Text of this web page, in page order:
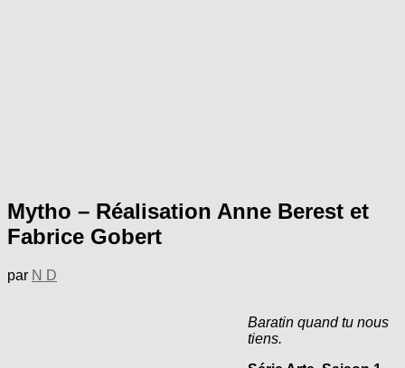
Mytho – Réalisation Anne Berest et
Fabrice Gobert
par N D
Baratin quand tu nous
tiens.